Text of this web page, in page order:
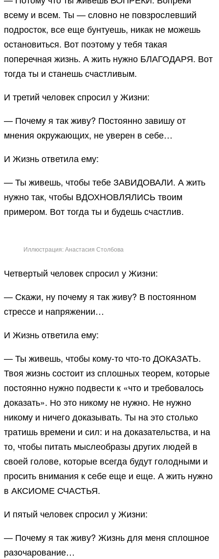
всему и всем. Ты — словно не повзрослевший
подросток, все еще бунтуешь, никак не можешь
остановиться. Вот поэтому у тебя такая
поперечная жизнь. А жить нужно БЛАГОДАРЯ. Вот
тогда ты и станешь счастливым.
И третий человек спросил у Жизни:
— Почему я так живу? Постоянно завишу от
мнения окружающих, не уверен в себе…
И Жизнь ответила ему:
— Ты живешь, чтобы тебе ЗАВИДОВАЛИ. А жить
нужно так, чтобы ВДОХНОВЛЯЛИСЬ твоим
примером. Вот тогда ты и будешь счастлив.
Иллюстрация: Анастасия Столбова
Четвертый человек спросил у Жизни:
— Скажи, ну почему я так живу? В постоянном
стрессе и напряжении…
И Жизнь ответила ему:
— Ты живешь, чтобы кому-то что-то ДОКАЗАТЬ.
Твоя жизнь состоит из сплошных теорем, которые
постоянно нужно подвести к «что и требовалось
доказать». Но это никому не нужно. Не нужно
никому и ничего доказывать. Ты на это столько
тратишь времени и сил: и на доказательства, и на
то, чтобы питать мыслеобразы других людей в
своей голове, которые всегда будут голодными и
просить внимания к себе еще и еще. А жить нужно
в АКСИОМЕ СЧАСТЬЯ.
И пятый человек спросил у Жизни:
— Почему я так живу? Жизнь для меня сплошное
разочарование…